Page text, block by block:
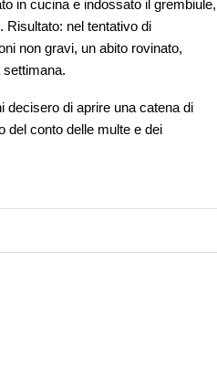
in cucina e indossato il grembiule,
Risultato: nel tentativo di
non gravi, un abito rovinato,
settimana.
decisero di aprire una catena di
del conto delle multe e dei